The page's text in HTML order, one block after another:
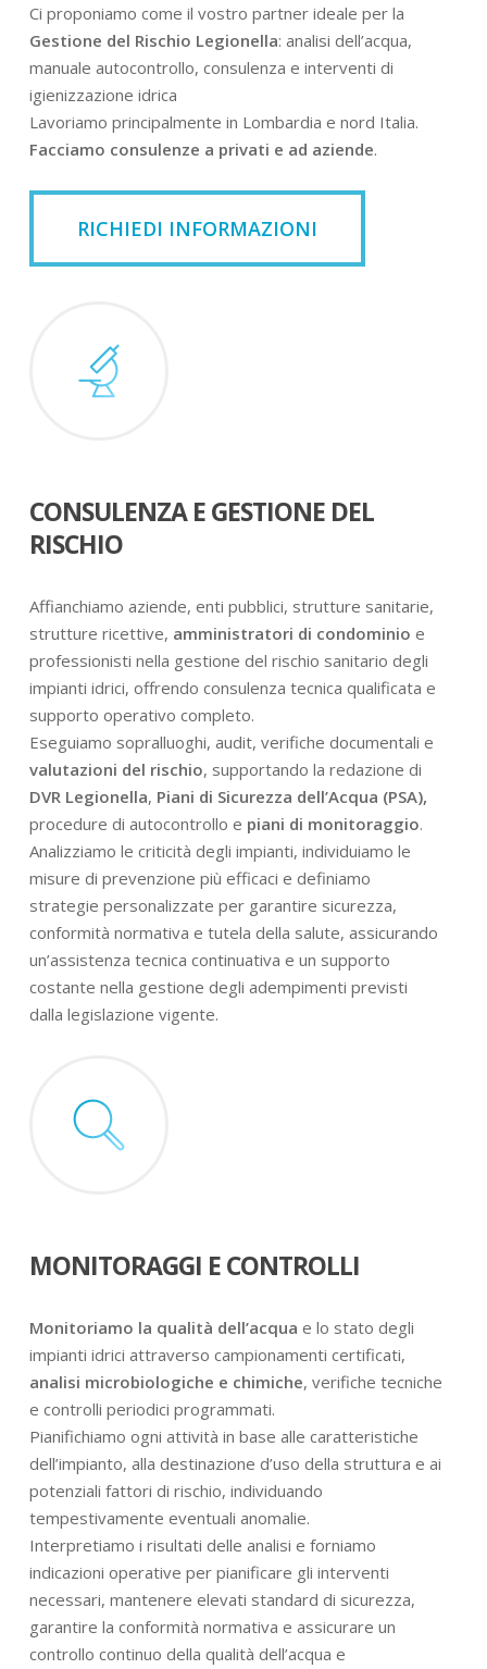
Ci proponiamo come il vostro partner ideale per la
Gestione del Rischio Legionella: analisi dell’acqua,
manuale autocontrollo, consulenza e interventi di
igienizzazione idrica
Lavoriamo principalmente in Lombardia e nord Italia.
Facciamo consulenze a privati e ad aziende.
RICHIEDI INFORMAZIONI
CONSULENZA E GESTIONE DEL
RISCHIO
Affianchiamo aziende, enti pubblici, strutture sanitarie,
strutture ricettive, amministratori di condominio e
professionisti nella gestione del rischio sanitario degli
impianti idrici, offrendo consulenza tecnica qualificata e
supporto operativo completo.
Eseguiamo sopralluoghi, audit, verifiche documentali e
valutazioni del rischio, supportando la redazione di
DVR Legionella, Piani di Sicurezza dell’Acqua (PSA),
procedure di autocontrollo e piani di monitoraggio.
Analizziamo le criticità degli impianti, individuiamo le
misure di prevenzione più efficaci e definiamo
strategie personalizzate per garantire sicurezza,
conformità normativa e tutela della salute, assicurando
un’assistenza tecnica continuativa e un supporto
costante nella gestione degli adempimenti previsti
dalla legislazione vigente.
MONITORAGGI E CONTROLLI
Monitoriamo la qualità dell’acqua e lo stato degli
impianti idrici attraverso campionamenti certificati,
analisi microbiologiche e chimiche, verifiche tecniche
e controlli periodici programmati.
Pianifichiamo ogni attività in base alle caratteristiche
dell’impianto, alla destinazione d’uso della struttura e ai
potenziali fattori di rischio, individuando
tempestivamente eventuali anomalie.
Interpretiamo i risultati delle analisi e forniamo
indicazioni operative per pianificare gli interventi
necessari, mantenere elevati standard di sicurezza,
garantire la conformità normativa e assicurare un
controllo continuo della qualità dell’acqua e